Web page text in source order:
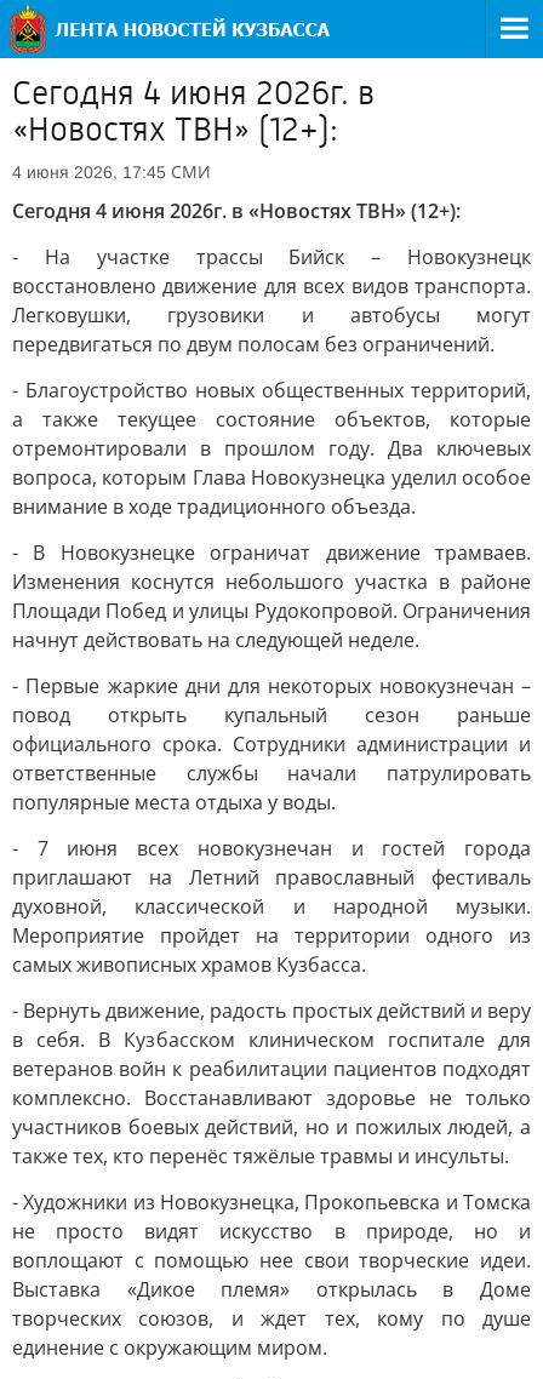
Сегодня 4 июня 2026г. в
«Новостях ТВН» (12+):
4 июня 2026, 17:45 СМИ
Сегодня 4 июня 2026г. в «Новостях ТВН» (12+):
- На участке трассы Бийск – Новокузнецк
восстановлено движение для всех видов транспорта.
Легковушки, грузовики и автобусы могут
передвигаться по двум полосам без ограничений.
- Благоустройство новых общественных территорий,
а также текущее состояние объектов, которые
отремонтировали в прошлом году. Два ключевых
вопроса, которым Глава Новокузнецка уделил особое
внимание в ходе традиционного объезда.
- В Новокузнецке ограничат движение трамваев.
Изменения коснутся небольшого участка в районе
Площади Побед и улицы Рудокопровой. Ограничения
начнут действовать на следующей неделе.
- Первые жаркие дни для некоторых новокузнечан –
повод открыть купальный сезон раньше
официального срока. Сотрудники администрации и
ответственные службы начали патрулировать
популярные места отдыха у воды.
- 7 июня всех новокузнечан и гостей города
приглашают на Летний православный фестиваль
духовной, классической и народной музыки.
Мероприятие пройдет на территории одного из
самых живописных храмов Кузбасса.
- Вернуть движение, радость простых действий и веру
в себя. В Кузбасском клиническом госпитале для
ветеранов войн к реабилитации пациентов подходят
комплексно. Восстанавливают здоровье не только
участников боевых действий, но и пожилых людей, а
также тех, кто перенёс тяжёлые травмы и инсульты.
- Художники из Новокузнецка, Прокопьевска и Томска
не просто видят искусство в природе, но и
воплощают с помощью нее свои творческие идеи.
Выставка «Дикое племя» открылась в Доме
творческих союзов, и ждет тех, кому по душе
единение с окружающим миром.